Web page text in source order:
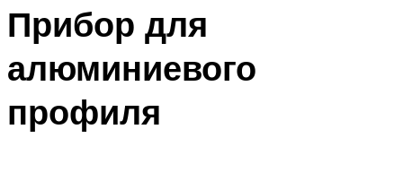
Прибор для
алюминиевого
профиля